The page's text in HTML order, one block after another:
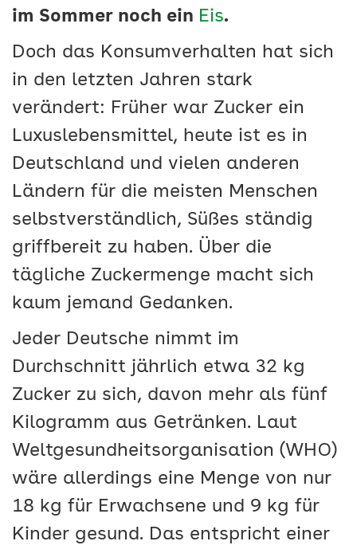
im Sommer noch ein Eis.
Doch das Konsumverhalten hat sich
in den letzten Jahren stark
verändert: Früher war Zucker ein
Luxuslebensmittel, heute ist es in
Deutschland und vielen anderen
Ländern für die meisten Menschen
selbstverständlich, Süßes ständig
griffbereit zu haben. Über die
tägliche Zuckermenge macht sich
kaum jemand Gedanken.
Jeder Deutsche nimmt im
Durchschnitt jährlich etwa 32 kg
Zucker zu sich, davon mehr als fünf
Kilogramm aus Getränken. Laut
Weltgesundheitsorganisation (WHO)
wäre allerdings eine Menge von nur
18 kg für Erwachsene und 9 kg für
Kinder gesund. Das entspricht einer